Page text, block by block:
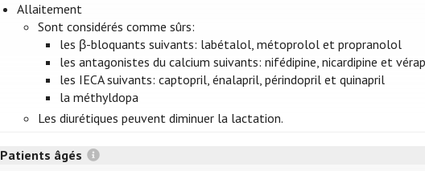
Allaitement
Sont considérés comme sûrs:
les β-bloquants suivants: labétalol, métoprolol et propranolol
les antagonistes du calcium suivants: nifédipine, nicardipine et
les IECA suivants: captopril, énalapril, périndopril et quinapril
la méthyldopa
Les diurétiques peuvent diminuer la lactation.
Patients âgés